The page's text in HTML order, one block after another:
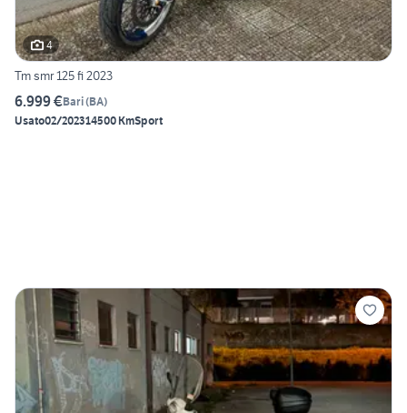
4
Tm smr 125 fi 2023
6.999 €Bari(BA)
Usato02/202314500 KmSport